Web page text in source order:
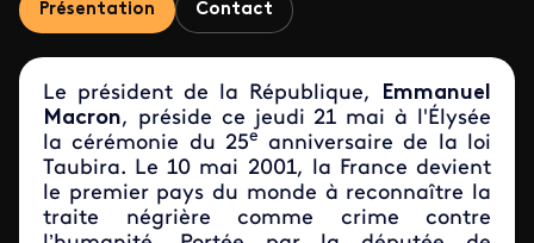
Présentation Contact
Le président de la République,
Emmanuel
Macron, préside ce jeudi 21 mai à l'Élysée
la cérémonie du 25e
anniversaire de la loi
Taubira. Le 10 mai 2001, la France devient
le premier pays du monde à reconnaître la
traite négrière comme crime contre